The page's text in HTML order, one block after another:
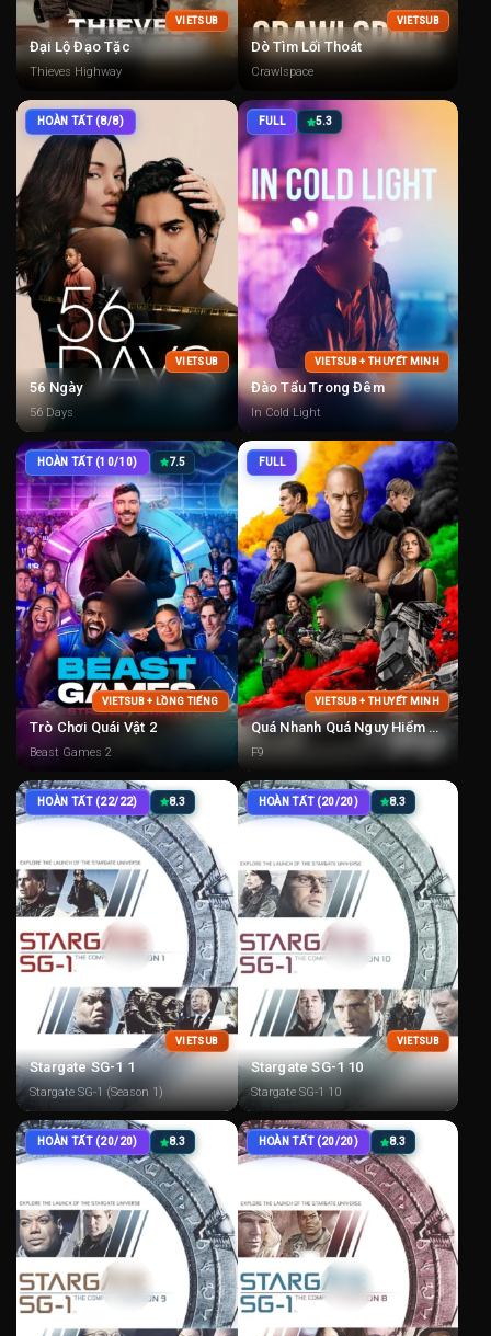
VIETSUB
Đại Lộ Đạo Tặc
Thieves Highway
VIETSUB
Dò Tìm Lối Thoát
Crawlspace
HOÀN TẤT (8/8)
VIETSUB
56 Ngày
56 Days
FULL 5.3
VIETSUB + THUYẾT MINH
Đào Tẩu Trong Đêm
In Cold Light
HOÀN TẤT (10/10) 7.5
VIETSUB + LỒNG TIẾNG
Trò Chơi Quái Vật 2
Beast Games 2
FULL
VIETSUB + THUYẾT MINH
Quá Nhanh Quá Nguy Hiểm 9: Huyền Thoại Tốc Độ
F9
HOÀN TẤT (22/22) 8.3
VIETSUB
Stargate SG-1 1
Stargate SG-1 (Season 1)
HOÀN TẤT (20/20) 8.3
VIETSUB
Stargate SG-1 10
Stargate SG-1 10
HOÀN TẤT (20/20) 8.3 HOÀN TẤT (20/20) 8.3